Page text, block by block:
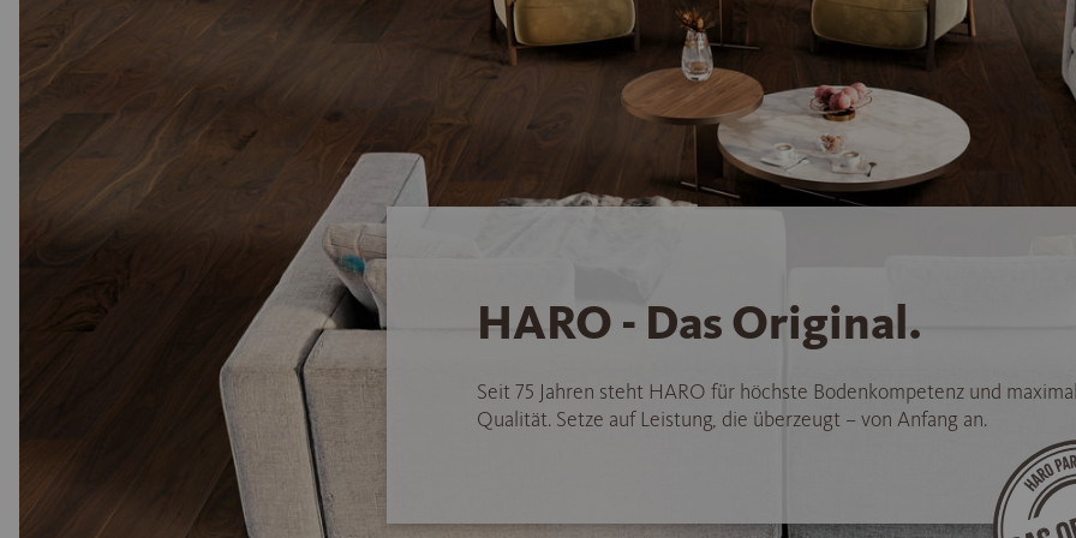
HARO - Das Original.
Seit 75 Jahren steht HARO für höchste Bodenkompetenz und
Qualität. Setze auf Leistung, die überzeugt – von Anfang an.